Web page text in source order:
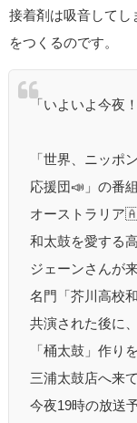
接着剤は吸音してし
をつくるのです。
「いよいよ今夜！
「世界、ニッポ
応援団📣」の番組
オーストラリア
和太鼓を愛する
ジェーンさんが
名門「芥川高校
共演された後に、
「桶太鼓」作り
三浦太鼓店へ来
今夜19時の放送